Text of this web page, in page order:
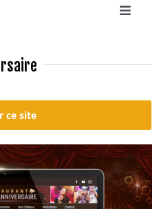
Toggle
ce site